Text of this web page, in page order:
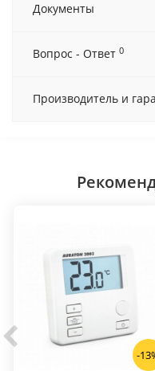
Документы
Вопрос - Ответ 0
Производитель и
-